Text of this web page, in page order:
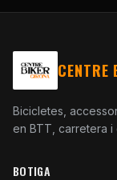
CENTRE
Bicicletes,
en BTT, carretera i
BOTIGA